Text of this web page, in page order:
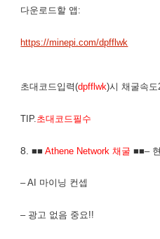
다운로드할 앱:
https://minepi.com/dpfflwk
초대코드입력(dpfflwk)시 채굴속도
TIP.초대코드필수
8.■■Athene Network 채굴 ■■–
– AI 마이닝 컨셉
– 광고 없음 중요!!